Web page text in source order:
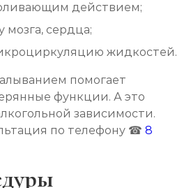
Тетлонг 250
Записаться
Записаться
действием;
мозга, сердца;
жидкостей.
помогает
функции. А это
зависимости.
по телефону ☎ 8